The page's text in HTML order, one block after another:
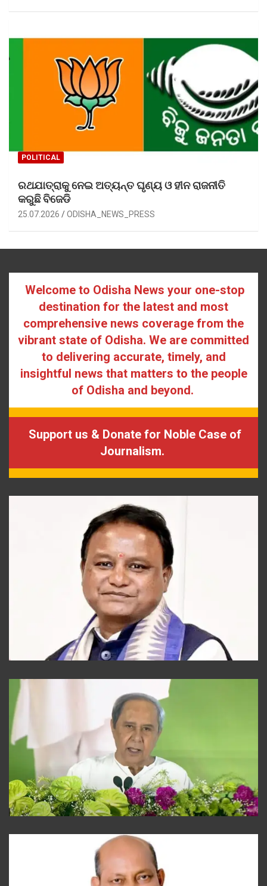
POLITICAL
ରଥଯାତ୍ରାକୁ ନେଇ ଅତ୍ୟନ୍ତ ଘୃଣ୍ୟ ଓ ହୀନ ରାଜନୀତି
କରୁଛି ବିଜେଡି
25.07.2026 ODISHA_NEWS_PRESS
Welcome to Odisha News your one-stop
destination for the latest and most
comprehensive news coverage from the
vibrant state of Odisha. We are committed
to delivering accurate, timely, and
insightful news that matters to the people
of Odisha and beyond.
Support us & Donate for Noble Case of
Journalism.